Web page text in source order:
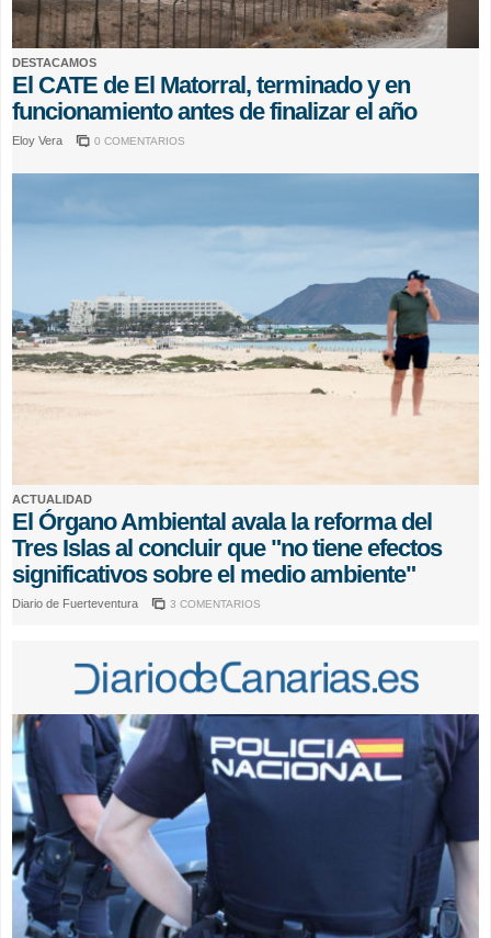
DESTACAMOS
El CATE de El Matorral, terminado y en
funcionamiento antes de finalizar el año
Eloy Vera 0 COMENTARIOS
ACTUALIDAD
El Órgano Ambiental avala la reforma del
Tres Islas al concluir que "no tiene efectos
significativos sobre el medio ambiente"
Diario de Fuerteventura 3 COMENTARIOS